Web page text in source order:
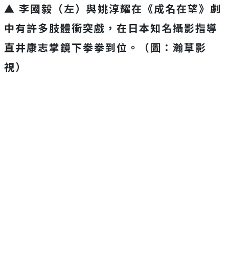
▲ 李國毅（左）與姚淳耀在《成名在望》劇
中有許多肢體衝突戲，在日本知名攝影指導
直井康志掌鏡下拳拳到位。（圖：瀚草影
視）